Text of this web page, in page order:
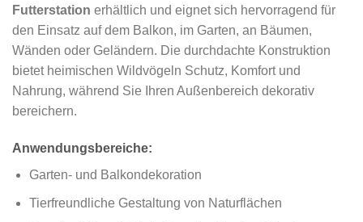
Futterstation erhältlich und eignet sich hervorragend für
den Einsatz auf dem Balkon, im Garten, an Bäumen,
Wänden oder Geländern. Die durchdachte Konstruktion
bietet heimischen Wildvögeln Schutz, Komfort und
Nahrung, während Sie Ihren Außenbereich dekorativ
bereichern.
Anwendungsbereiche:
Garten- und Balkondekoration
Tierfreundliche Gestaltung von Naturflächen